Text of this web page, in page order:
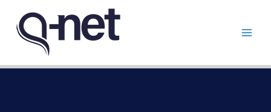
sisältöön